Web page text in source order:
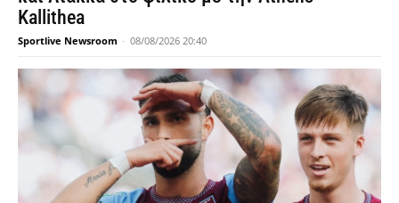
Kallithea
Sportlive Newsroom - 08/08/2026 20:40